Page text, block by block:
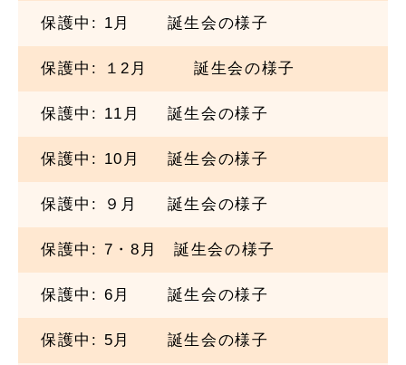
保護中: 1月 誕生会の様子
保護中: １2 月 誕生会の様子
保護中: 11月 誕生会の様子
保護中: 10月 誕生会の様子
保護中: ９月 誕生会の様子
保護中: 7・8月 誕生会の様子
保護中: 6月 誕生会の様子
保護中: 5月 誕生会の様子